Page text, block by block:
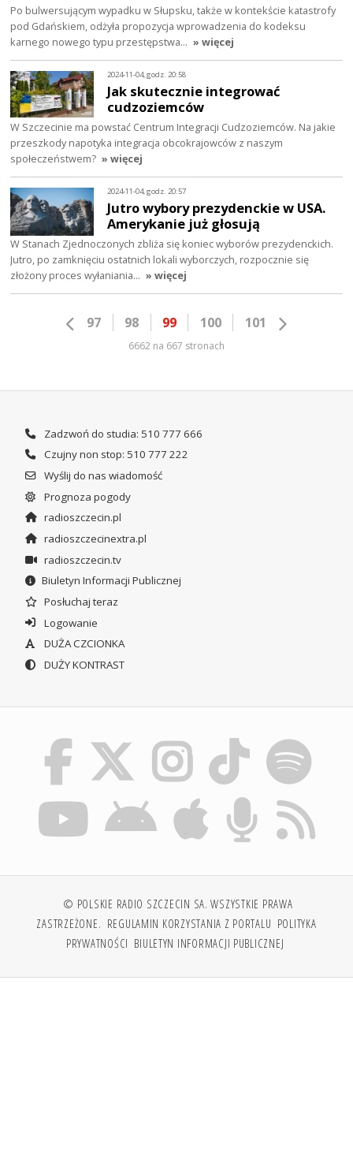
Po bulwersującym wypadku w Słupsku, także w kontekście katastrofy
pod Gdańskiem, odżyła propozycja wprowadzenia do kodeksu
karnego nowego typu przestępstwa… » więcej
2024-11-04, godz. 20:58
Jak skutecznie integrować
cudzoziemców
W Szczecinie ma powstać Centrum Integracji Cudzoziemców. Na jakie
przeszkody napotyka integracja obcokrajowców z naszym
społeczeństwem? » więcej
2024-11-04, godz. 20:57
Jutro wybory prezydenckie w USA.
Amerykanie już głosują
W Stanach Zjednoczonych zbliża się koniec wyborów prezydenckich.
Jutro, po zamknięciu ostatnich lokali wyborczych, rozpocznie się
złożony proces wyłaniania… » więcej
97 98 99 100 101
6662 na 667 stronach
Zadzwoń do studia: 510 777 666
Czujny non stop: 510 777 222
Wyślij do nas wiadomość
Prognoza pogody
radioszczecin.pl
radioszczecinextra.pl
radioszczecin.tv
Biuletyn Informacji Publicznej
Posłuchaj teraz
Logowanie
DUŻA CZCIONKA
DUŻY KONTRAST
© POLSKIE RADIO SZCZECIN SA. WSZYSTKIE PRAWA
ZASTRZEŻONE. REGULAMIN KORZYSTANIA Z PORTALU POLITYKA
PRYWATNOŚCI BIULETYN INFORMACJI PUBLICZNEJ